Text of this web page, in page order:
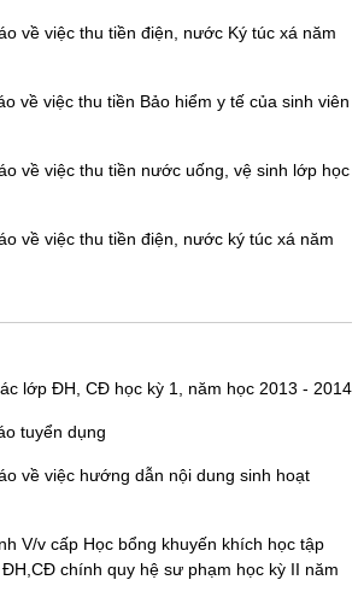
về việc thu tiền điện, nước Ký túc xá năm
về việc thu tiền Bảo hiểm y tế của sinh viên
về việc thu tiền nước uống, vệ sinh lớp học
về việc thu tiền điện, nước ký túc xá năm
lớp ĐH, CĐ học kỳ 1, năm học 2013 - 2014
tuyển dụng
về việc hướng dẫn nội dung sinh hoạt
V/v cấp Học bổng khuyến khích học tập
chính quy hệ sư phạm học kỳ II năm